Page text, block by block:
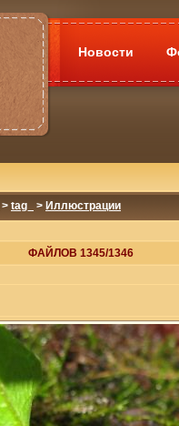
Новости
> tag_ > Иллюстрации
ФАЙЛОВ 1345/1346